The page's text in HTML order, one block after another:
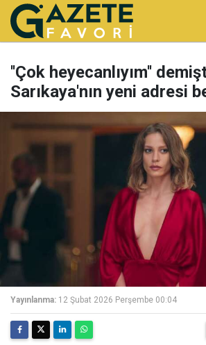
''Çok heyecanlıyım''
Sarıkaya'nın yeni adresi
Yayınlanma: 12 Şubat 2026 Perşembe 00:04